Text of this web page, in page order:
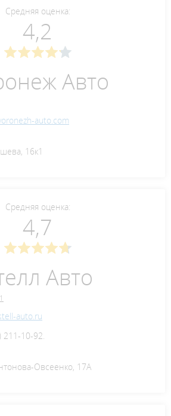
Средняя оценка:
4,2
Авто
auto.com
16к1
Средняя оценка:
4,7
Авто
auto.ru
211-10-92.
Овсеенко, 17А